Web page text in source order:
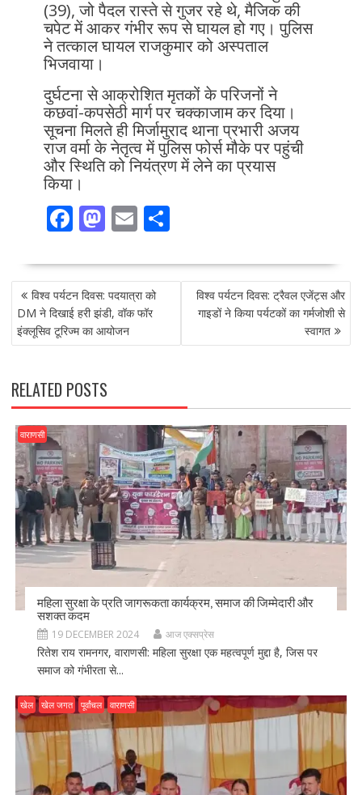
(39), जो पैदल रास्ते से गुजर रहे थे, मैजिक की
चपेट में आकर गंभीर रूप से घायल हो गए। पुलिस
ने तत्काल घायल राजकुमार को अस्पताल
भिजवाया।
दुर्घटना से आक्रोशित मृतकों के परिजनों ने
कछवां-कपसेठी मार्ग पर चक्काजाम कर दिया।
सूचना मिलते ही मिर्जामुराद थाना प्रभारी अजय
राज वर्मा के नेतृत्व में पुलिस फोर्स मौके पर पहुंची
और स्थिति को नियंत्रण में लेने का प्रयास
किया।
F
e
b
o
o
k
M
to
d
o
n
E
ai
l
S
ar
POST
NAVIGATION
विश्व पर्यटन दिवस: पदयात्रा को
DM ने दिखाई हरी झंडी, वॉक फॉर
इंक्लूसिव टूरिज्म का आयोजन
विश्व पर्यटन दिवस: ट्रैवल एजेंट्स और
गाइडों ने किया पर्यटकों का गर्मजोशी से
स्वागत
RELATED POSTS
वाराणसी
महिला सुरक्षा के प्रति जागरूकता कार्यक्रम, समाज की जिम्मेदारी और
सशक्त कदम
19 DECEMBER 2024 आज एक्सप्रेस
रितेश राय रामनगर, वाराणसी: महिला सुरक्षा एक महत्वपूर्ण मुद्दा है, जिस पर
समाज को गंभीरता से...
खेल खेल जगत पूर्वांचल वाराणसी